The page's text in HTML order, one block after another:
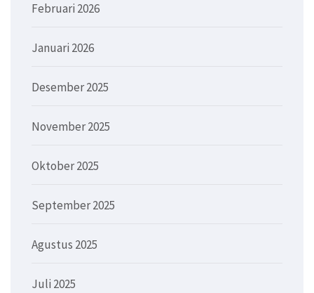
Februari 2026
Januari 2026
Desember 2025
November 2025
Oktober 2025
September 2025
Agustus 2025
Juli 2025